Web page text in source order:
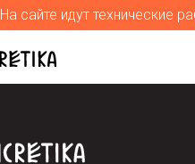
На сайте идут технические